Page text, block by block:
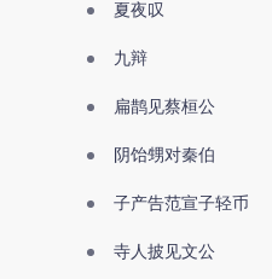
夏夜叹
九辩
扁鹊见蔡桓公
阴饴甥对秦伯
子产告范宣子轻币
寺人披见文公